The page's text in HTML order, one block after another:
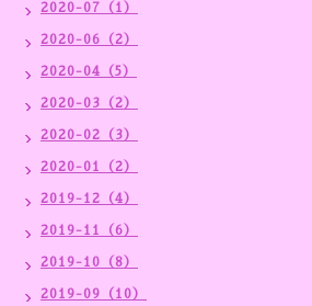
2020-07（1）
2020-06（2）
2020-04（5）
2020-03（2）
2020-02（3）
2020-01（2）
2019-12（4）
2019-11（6）
2019-10（8）
2019-09（10）